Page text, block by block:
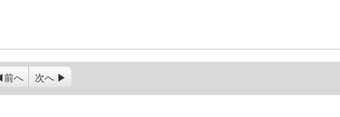
前へ 次へ